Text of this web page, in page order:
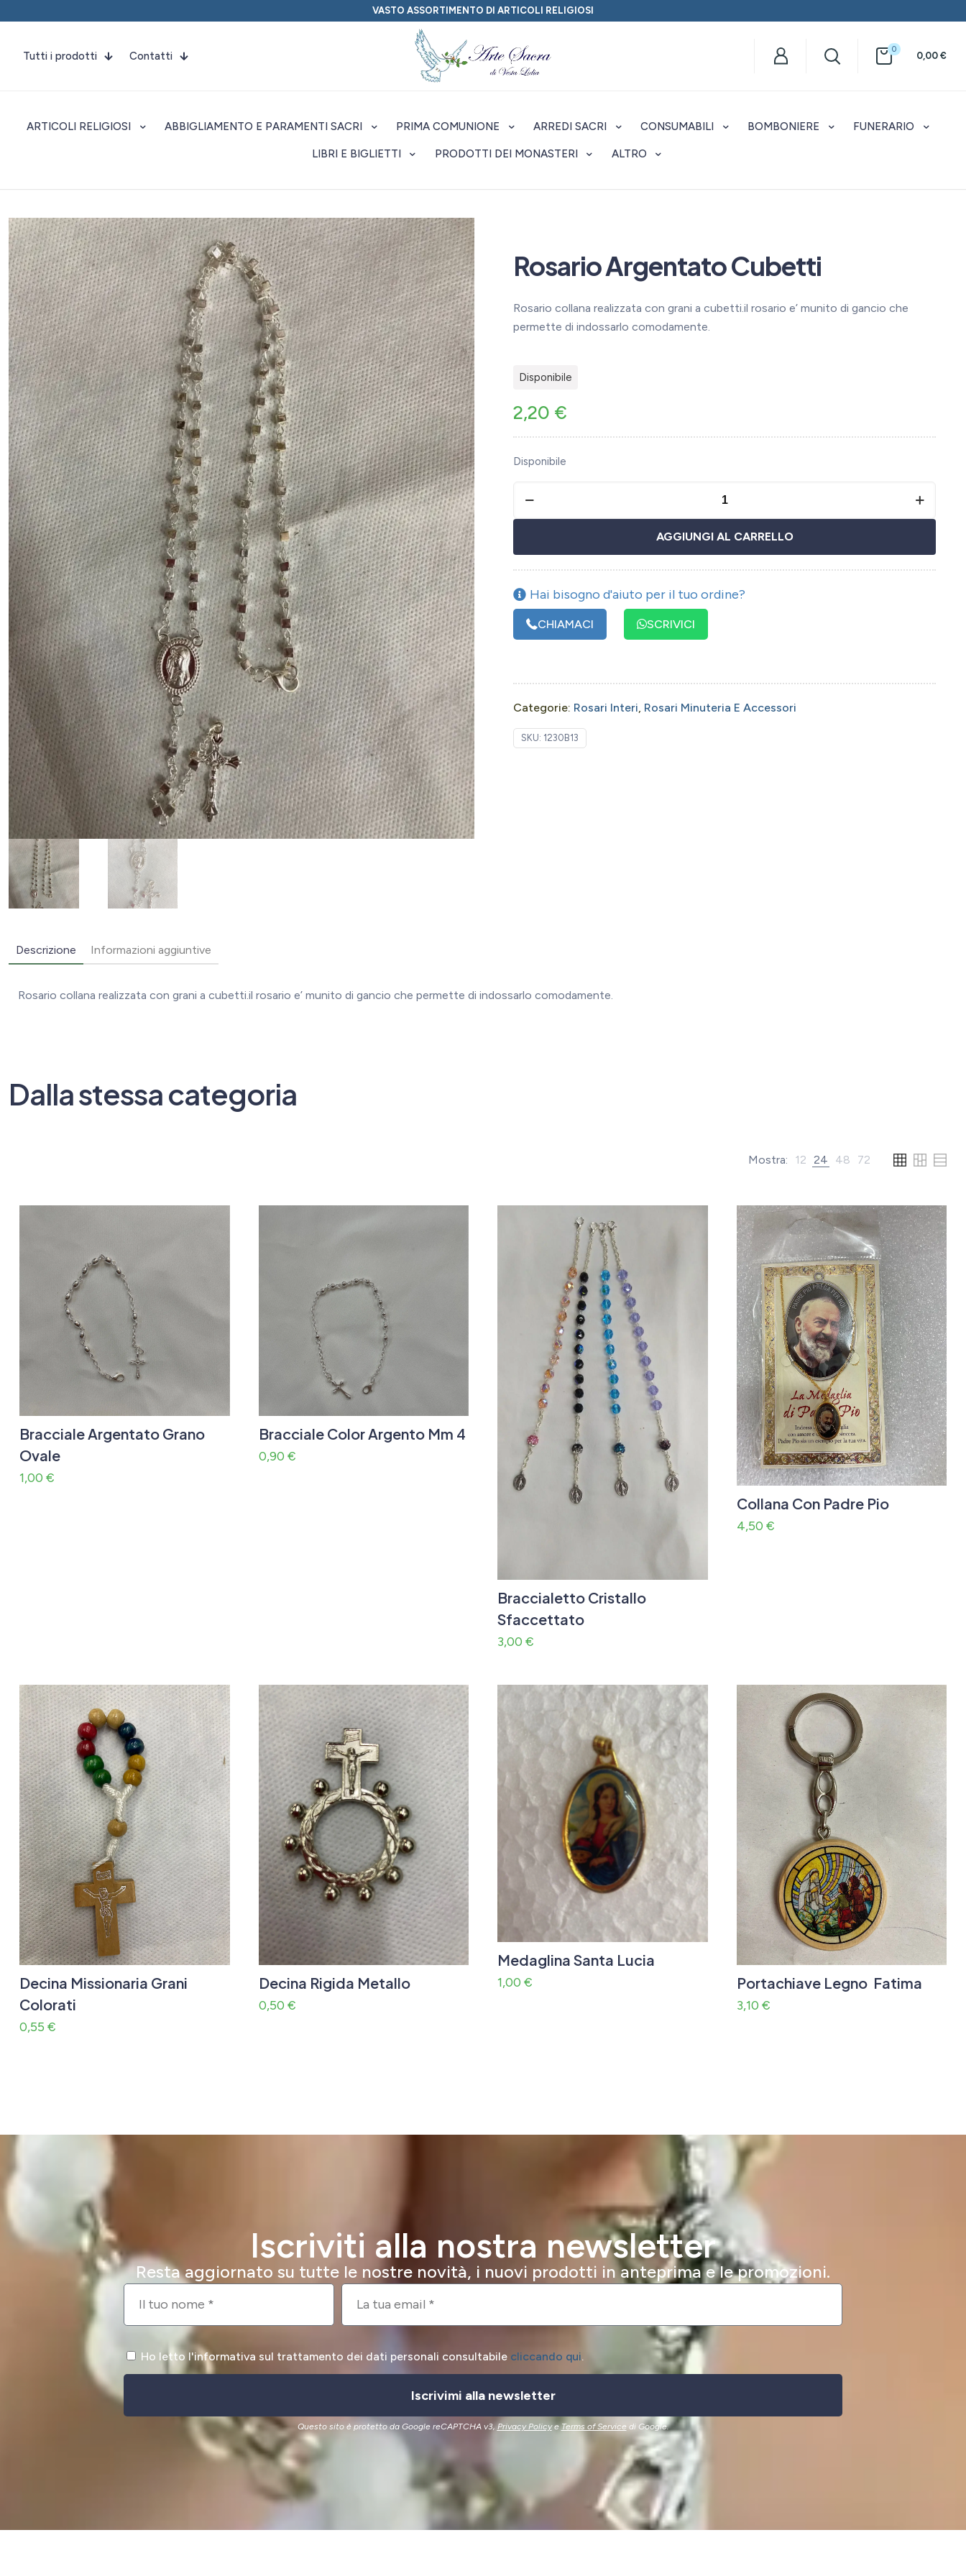
VASTO ASSORTIMENTO DI ARTICOLI RELIGIOSI
Tutti i prodotti Contatti
0
0,00€
ARTICOLI RELIGIOSI ABBIGLIAMENTO E PARAMENTI SACRI PRIMA COMUNIONE ARREDI SACRI CONSUMABILI BOMBONIERE FUNERARIO
LIBRI E BIGLIETTI PRODOTTI DEI MONASTERI ALTRO
Rosario Argentato Cubetti
Rosario collana realizzata con grani a cubetti.il rosario e’ munito di gancio che
permette di indossarlo comodamente.
Disponibile
2,20 €
Disponibile
AGGIUNGI AL CARRELLO
Hai bisogno d'aiuto per il tuo ordine?
CHIAMACI SCRIVICI
Categorie: Rosari Interi Rosari Minuteria E Accessori
SKU: 1230B13
Descrizione Informazioni aggiuntive
Rosario collana realizzata con grani a cubetti.il rosario e’ munito di gancio che permette di indossarlo comodamente.
Dalla stessa categoria
Mostra: 12 24 48 72
Bracciale Argentato Grano
Ovale
1,00 €
Bracciale Color Argento Mm 4
0,90 €
Braccialetto Cristallo
Sfaccettato
3,00 €
Collana Con Padre Pio
4,50 €
Decina Missionaria Grani
Colorati
0,55 €
Decina Rigida Metallo
0,50 €
Medaglina Santa Lucia
1,00 € Portachiave Legno Fatima
3,10 €
Iscriviti alla nostra newsletter
Resta aggiornato su tutte le nostre novità, i nuovi prodotti in anteprima e le promozioni.
Ho letto l'informativa sul trattamento dei dati personali consultabile cliccando qui.
Iscrivimi alla newsletter
Questo sito è protetto da Google reCAPTCHA v3,Privacy PolicyeTerms of Service di Google.